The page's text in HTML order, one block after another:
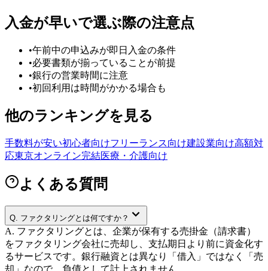
入金が早いで選ぶ際の注意点
•午前中の申込みが即日入金の条件
•必要書類が揃っていることが前提
•銀行の営業時間に注意
•初回利用は時間がかかる場合も
他のランキングを見る
手数料が安い初心者向けフリーランス向け建設業向け高額対
応東京オンライン完結医療・介護向け
よくある質問
Q. ファクタリングとは何ですか？
A. ファクタリングとは、企業が保有する売掛金（請求書）
をファクタリング会社に売却し、支払期日より前に資金化す
るサービスです。銀行融資とは異なり「借入」ではなく「売